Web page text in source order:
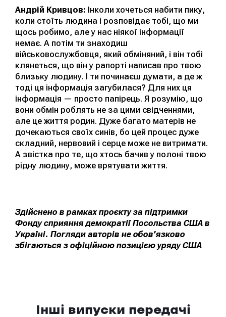
Андрій Кривцов: Інколи хочеться набити пику,
коли стоїть людина і розповідає тобі, що ми
щось робимо, але у нас ніякої інформації
немає. А потім ти знаходиш
військовослужбовця, який обміняний, і він тобі
клянеться, що він у рапорті написав про твою
близьку людину. І ти починаєш думати, а де ж
тоді ця інформація загубилася? Для них ця
інформація — просто папірець. Я розумію, що
вони обмін роблять не за цими свідченнями,
але це життя родин. Дуже багато матерів не
дочекаються своїх синів, бо цей процес дуже
складний, нервовий і серце може не витримати.
А звістка про те, що хтось бачив у полоні твою
рідну людину, може врятувати життя.
Здійснено в рамках проєкту за підтримки
Фонду сприяння демократії Посольства США в
Україні. Погляди авторів не обов’язково
збігаються з офіційною позицією уряду США
Інші випуски передачі